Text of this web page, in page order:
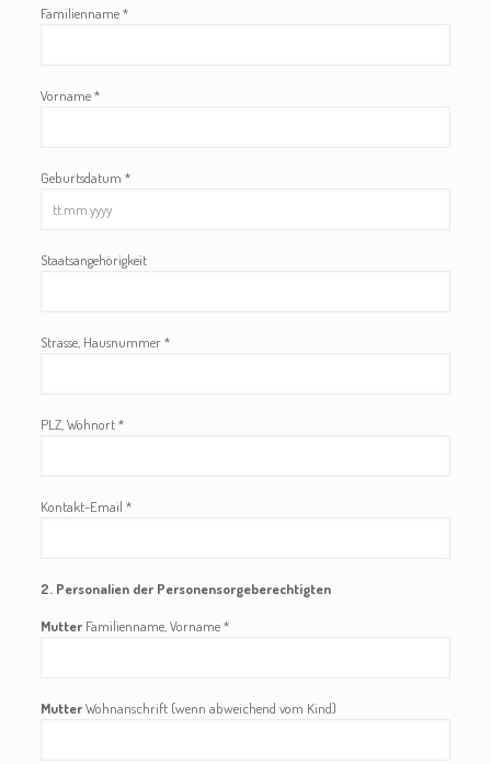
Familienname *
Vorname *
Geburtsdatum *
Staatsangehörigkeit
Strasse, Hausnummer *
PLZ, Wohnort *
Kontakt-Email *
2. Personalien der Personensorgeberechtigten
MutterFamilienname, Vorname *
MutterWohnanschrift (wenn abweichend vom Kind)